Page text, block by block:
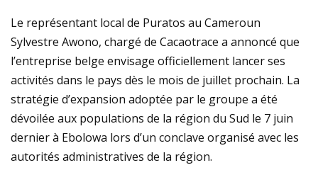
Le représentant local de Puratos au Cameroun
Sylvestre Awono, chargé de Cacaotrace a annoncé que
l’entreprise belge envisage officiellement lancer ses
activités dans le pays dès le mois de juillet prochain. La
stratégie d’expansion adoptée par le groupe a été
dévoilée aux populations de la région du Sud le 7 juin
dernier à Ebolowa lors d’un conclave organisé avec les
autorités administratives de la région.